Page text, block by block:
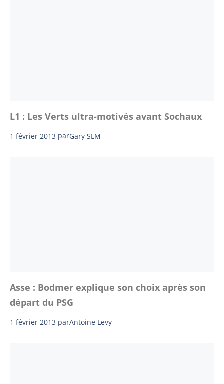
L1 : Les Verts ultra-motivés avant Sochaux
1 février 2013 parGary SLM
Asse : Bodmer explique son choix après son
départ du PSG
1 février 2013 parAntoine Levy